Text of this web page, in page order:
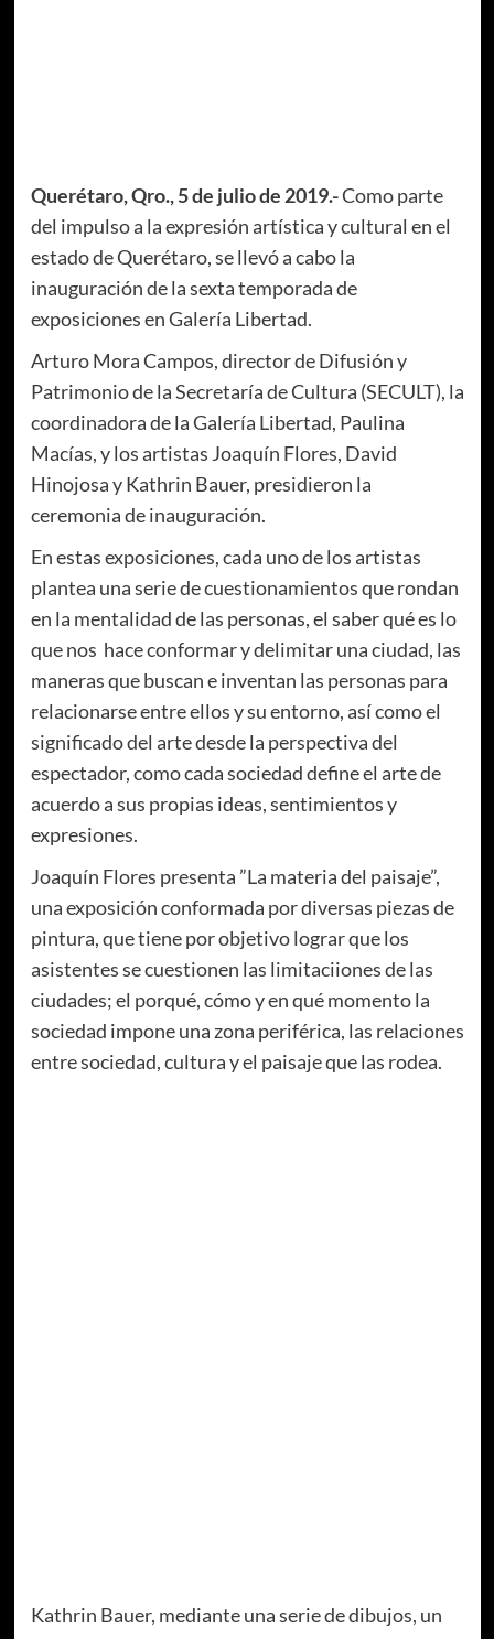
Querétaro, Qro., 5 de julio de 2019.-Como parte
del impulso a la expresión artística y cultural en el
estado de Querétaro, se llevó a cabo la
inauguración de la sexta temporada de
exposiciones en Galería Libertad.
Arturo Mora Campos, director de Difusión y
Patrimonio de la Secretaría de Cultura (SECULT), la
coordinadora de la Galería Libertad, Paulina
Macías, y los artistas Joaquín Flores, David
Hinojosa y Kathrin Bauer, presidieron la
ceremonia de inauguración.
En estas exposiciones, cada uno de los artistas
plantea una serie de cuestionamientos que rondan
en la mentalidad de las personas, el saber qué es lo
que nos hace conformar y delimitar una ciudad, las
maneras que buscan e inventan las personas para
relacionarse entre ellos y su entorno, así como el
significado del arte desde la perspectiva del
espectador, como cada sociedad define el arte de
acuerdo a sus propias ideas, sentimientos y
expresiones.
Joaquín Flores presenta ”La materia del paisaje”,
una exposición conformada por diversas piezas de
pintura, que tiene por objetivo lograr que los
asistentes se cuestionen las limitaciiones de las
ciudades; el porqué, cómo y en qué momento la
sociedad impone una zona periférica, las relaciones
entre sociedad, cultura y el paisaje que las rodea.
Kathrin Bauer, mediante una serie de dibujos, un